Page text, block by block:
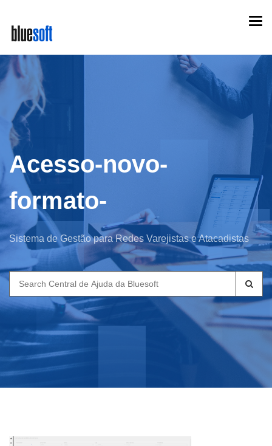
main
content
Acesso-novo-
formato-
Sistema de Gestão para Redes Varejistas e Atacadistas
Search
for: